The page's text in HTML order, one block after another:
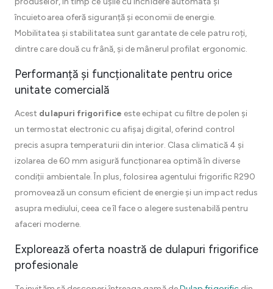
încuietoarea oferă siguranță și economii de energie.
Mobilitatea și stabilitatea sunt garantate de cele patru roți,
dintre care două cu frână, și de mânerul profilat ergonomic.
Performanță și funcționalitate pentru orice
unitate comercială
Acest dulapuri frigorifice este echipat cu filtre de polen și
un termostat electronic cu afișaj digital, oferind control
precis asupra temperaturii din interior. Clasa climatică 4 și
izolarea de 60 mm asigură funcționarea optimă în diverse
condiții ambientale. În plus, folosirea agentului frigorific R290
promovează un consum eficient de energie și un impact redus
asupra mediului, ceea ce îl face o alegere sustenabilă pentru
afaceri moderne.
Explorează oferta noastră de dulapuri frigorifice
profesionale